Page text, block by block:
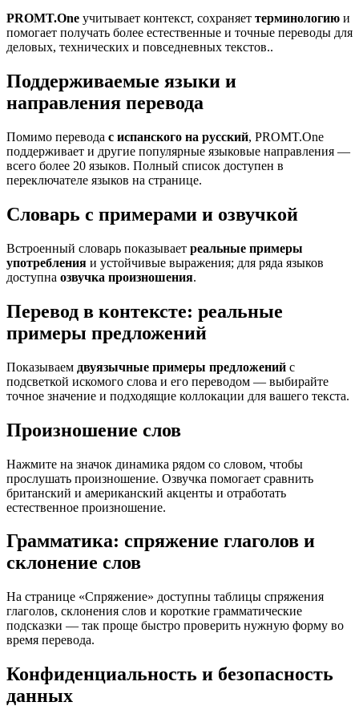
PROMT.One учитывает контекст, сохраняет терминологию и
помогает получать более естественные и точные переводы для
деловых, технических и повседневных текстов..
Поддерживаемые языки и
направления перевода
Помимо перевода с испанского на русский, PROMT.One
поддерживает и другие популярные языковые направления —
всего более 20 языков. Полный список доступен в
переключателе языков на странице.
Словарь с примерами и озвучкой
Встроенный словарь показывает реальные примеры
употребления и устойчивые выражения; для ряда языков
доступна озвучка произношения.
Перевод в контексте: реальные
примеры предложений
Показываем двуязычные примеры предложений с
подсветкой искомого слова и его переводом — выбирайте
точное значение и подходящие коллокации для вашего текста.
Произношение слов
Нажмите на значок динамика рядом со словом, чтобы
прослушать произношение. Озвучка помогает сравнить
британский и американский акценты и отработать
естественное произношение.
Грамматика: спряжение глаголов и
склонение слов
На странице «Спряжение» доступны таблицы спряжения
глаголов, склонения слов и короткие грамматические
подсказки — так проще быстро проверить нужную форму во
время перевода.
Конфиденциальность и безопасность
данных